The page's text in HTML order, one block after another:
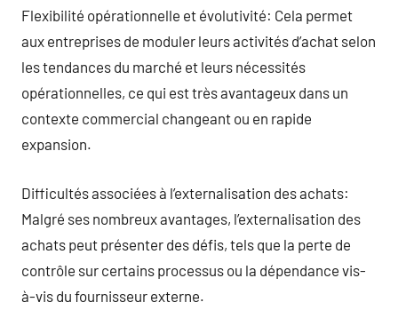
Flexibilité opérationnelle et évolutivité: Cela permet
aux entreprises de moduler leurs activités d’achat selon
les tendances du marché et leurs nécessités
opérationnelles, ce qui est très avantageux dans un
contexte commercial changeant ou en rapide
expansion.
Difficultés associées à l’externalisation des achats:
Malgré ses nombreux avantages, l’externalisation des
achats peut présenter des défis, tels que la perte de
contrôle sur certains processus ou la dépendance vis-
à-vis du fournisseur externe.